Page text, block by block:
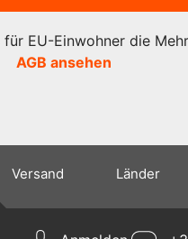
EU-Einwohner die
AGB ansehen
Versand Länder